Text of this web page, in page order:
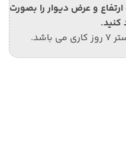
و عرض دیوار را بصورت
کنید.